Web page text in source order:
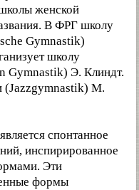
женской
В ФРГ школу
Gymnastik)
школу
Gymnastik) Э. Клиндт.
(Jazzgymnastik) M.
спонтанное
инспирированное
Эти
формы